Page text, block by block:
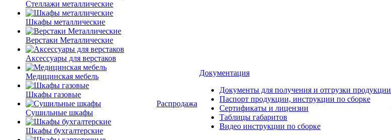
Стеллажи металлические
Шкафы металлические
Верстаки Металлические
Аксессуары для верстаков
Медицинская мебель
Шкафы газовые
Сушильные шкафы
Шкафы бухгалтерские
Распродажа
Документация
Документы для получения и отгрузки продукции
Паспорт продукции, инструкции по сборке
Сертификаты и лицензии
Таблицы габаритов
Видео инструкции по сборке